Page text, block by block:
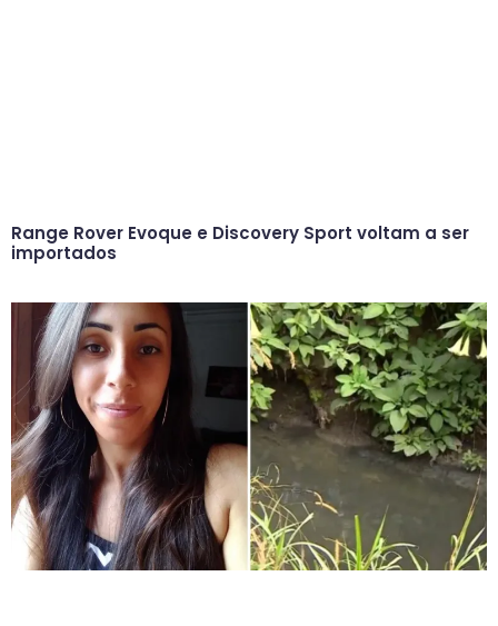
Range Rover Evoque e Discovery Sport voltam a ser
importados